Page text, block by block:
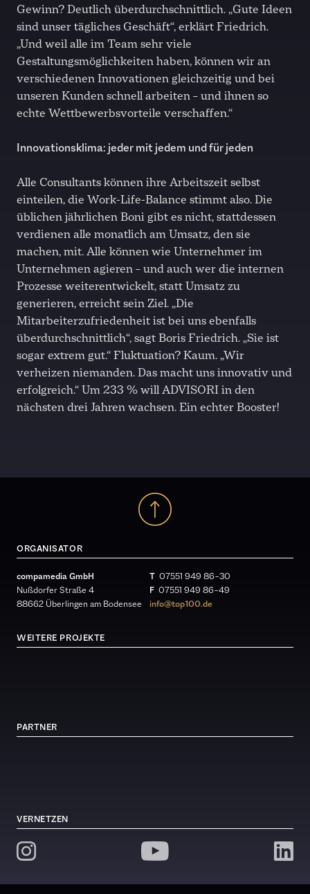
Gewinn? Deutlich überdurchschnittlich. „Gute Ideen
sind unser tägliches Geschäft“, erklärt Friedrich.
„Und weil alle im Team sehr viele
Gestaltungsmöglichkeiten haben, können wir an
verschiedenen Innovationen gleichzeitig und bei
unseren Kunden schnell arbeiten – und ihnen so
echte Wettbewerbsvorteile verschaffen.“
Innovationsklima: jeder mit jedem und für jeden
Alle Consultants können ihre Arbeitszeit selbst
einteilen, die Work-Life-Balance stimmt also. Die
üblichen jährlichen Boni gibt es nicht, stattdessen
verdienen alle monatlich am Umsatz, den sie
machen, mit. Alle können wie Unternehmer im
Unternehmen agieren – und auch wer die internen
Prozesse weiterentwickelt, statt Umsatz zu
generieren, erreicht sein Ziel. „Die
Mitarbeiterzufriedenheit ist bei uns ebenfalls
überdurchschnittlich“, sagt Boris Friedrich. „Sie ist
sogar extrem gut.“ Fluktuation? Kaum. „Wir
verheizen niemanden. Das macht uns innovativ und
erfolgreich.“ Um 233 % will ADVISORI in den
nächsten drei Jahren wachsen. Ein echter Booster!
ORGANISATOR
compamedia GmbH
Nußdorfer Straße 4
88662 Überlingen am Bodensee
T 07551 949 86 – 30
F 07551 949 86 – 49
info@top100.de
WEITERE PROJEKTE
PARTNER
VERNETZEN